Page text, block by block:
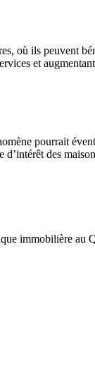
où ils peuvent
et
pourrait
des
immobilière au